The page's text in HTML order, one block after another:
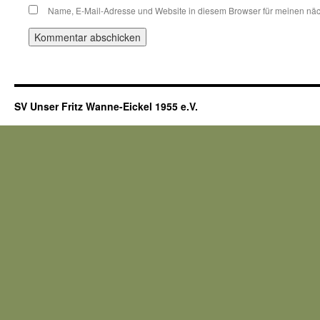
Name, E-Mail-Adresse und Website in diesem Browser für meinen
SV Unser Fritz Wanne-Eickel 1955 e.V.